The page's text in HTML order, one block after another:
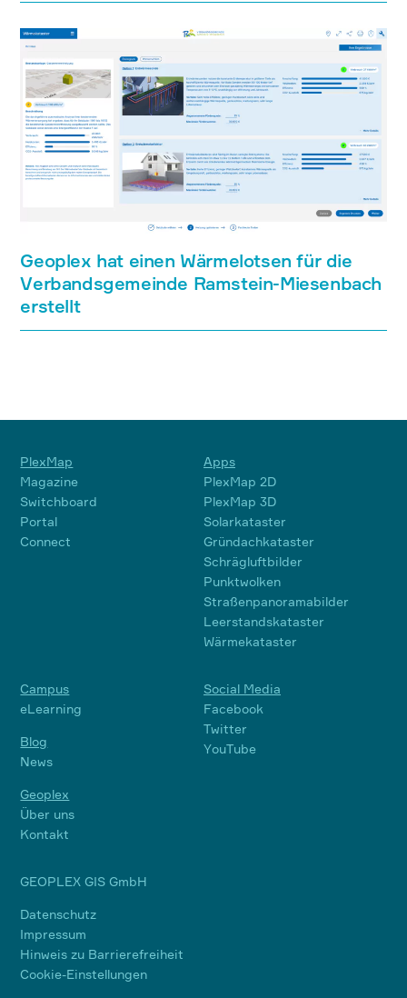
Geoplex hat einen Wärmelotsen für die
Verbandsgemeinde Ramstein-Miesenbach
erstellt
PlexMap
Magazine
Switchboard
Portal
Connect
Apps
PlexMap 2D
PlexMap 3D
Solarkataster
Gründachkataster
Schrägluftbilder
Punktwolken
Straßenpanoramabilder
Leerstandskataster
Wärmekataster
Campus
eLearning
Blog
News
Geoplex
Über uns
Kontakt
Social Media
Facebook
Twitter
YouTube
GEOPLEX GIS GmbH
Datenschutz
Impressum
Hinweis zu Barrierefreiheit
Cookie-Einstellungen